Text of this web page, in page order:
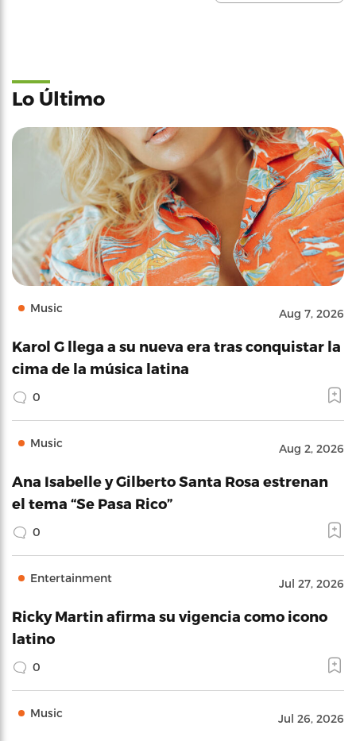
Lo Último
Music Aug 7, 2026
Karol G llega a su nueva era tras conquistar la
cima de la música latina
0
Music Aug 2, 2026
Ana Isabelle y Gilberto Santa Rosa estrenan
el tema “Se Pasa Rico”
0
Entertainment Jul 27, 2026
Ricky Martin afirma su vigencia como icono
latino
0
Music Jul 26, 2026